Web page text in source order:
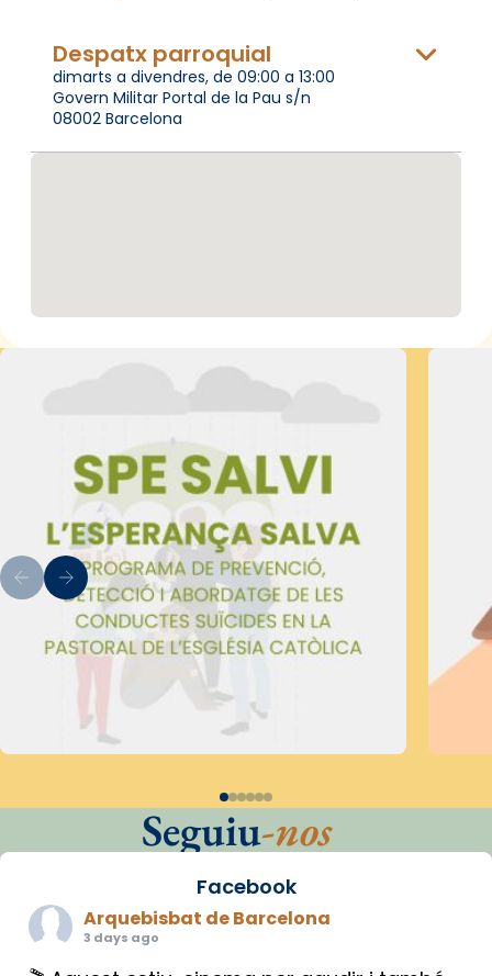
Despatx parroquial
dimarts a divendres, de 09:00 a 13:00
Govern Militar Portal de la Pau s/n
08002 Barcelona
Seguiu-nos
Facebook
Arquebisbat de Barcelona
3 days ago